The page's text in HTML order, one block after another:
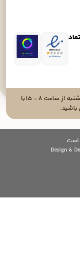
برای پیگیری سفارشات می‌توانید از شنبه تا پنجشنبه از ساعت ۸ - ۱۵ با